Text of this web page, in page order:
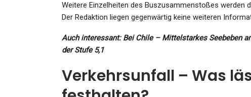
Weitere Einzelheiten des Buszusammenstoßes werden
Der Redaktion liegen gegenwärtig keine weiteren
Auch interessant: Bei Chile – Mittelstarkes Seebeben
der Stufe 5,1
Verkehrsunfall – Was
SPORT
Ohne Maske Mit Kindern…